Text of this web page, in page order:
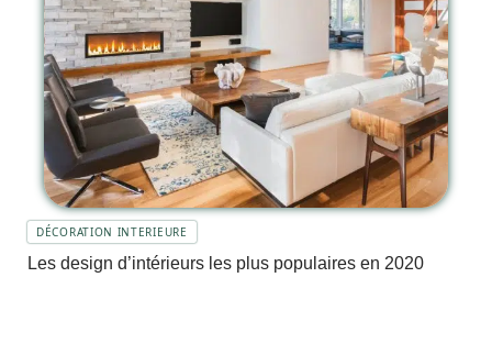
DÉCORATION INTERIEURE
Les design d’intérieurs les plus populaires en 2020